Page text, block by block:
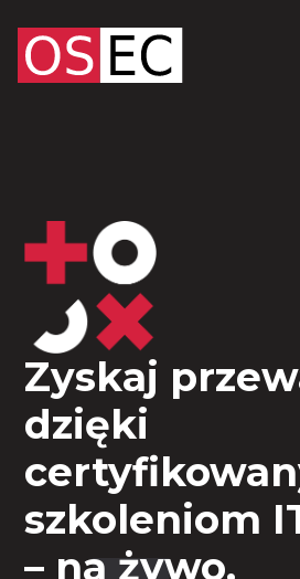
Zyskaj
dzięki
szkoleniom
– na żywo,